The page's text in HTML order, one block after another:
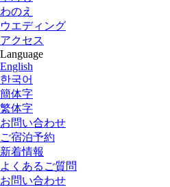
わのえ
ウエディング
アクセス
Language
English
한국어
簡体字
繁体字
お問い合わせ
ご宿泊予約
新着情報
よくあるご質問
お問い合わせ